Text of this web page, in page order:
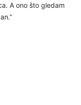
A ono što gledam